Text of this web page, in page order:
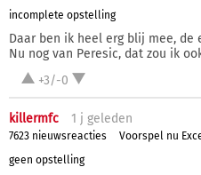
incomplete opstelling
Daar ben ik heel erg blij mee,
Nu nog van Peresic, dat zou ik
+3/-0
killermfc 1 j geleden
7623 nieuwsreacties
Voorspel nu
geen opstelling